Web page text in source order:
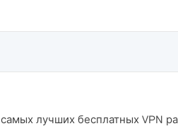
лучших бесплатных VPN